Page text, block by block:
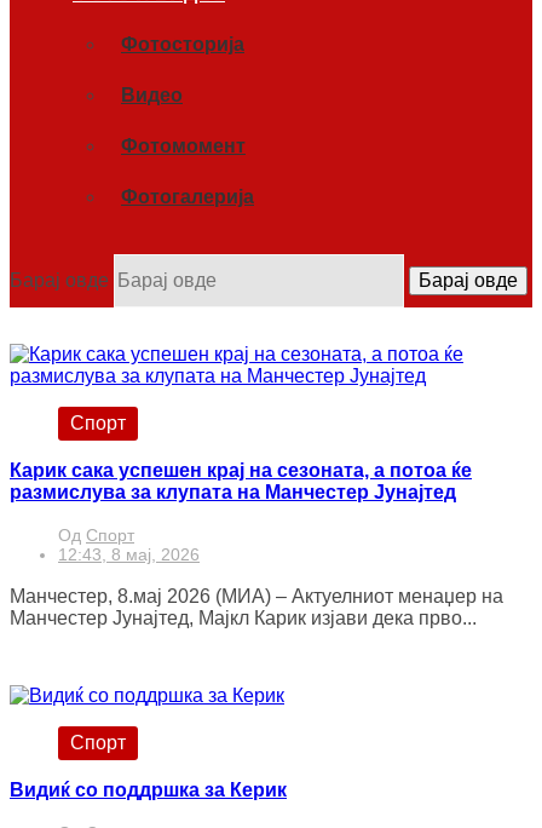
Фотосторија
Видео
Фотомомент
Фотогалерија
Барај овде Барај овде
Спорт
Карик сака успешен крај на сезоната, а потоа ќе
размислува за клупата на Манчестер Јунајтед
Од Спорт
12:43, 8 мај, 2026
Манчестер, 8.мај 2026 (МИА) – Актуелниот менаџер на
Манчестер Јунајтед, Мајкл Карик изјави дека прво...
Спорт
Видиќ со поддршка за Керик